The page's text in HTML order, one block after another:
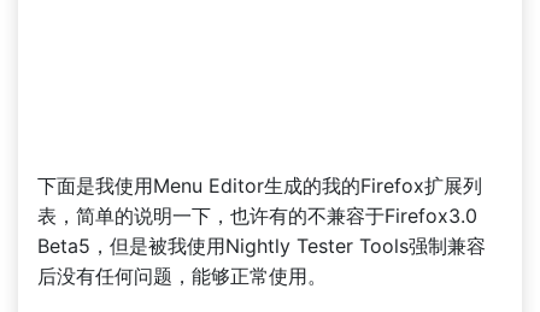
下面是我使用Menu Editor生成的我的Firefox扩展列
表，简单的说明一下，也许有的不兼容于Firefox3.0
Beta5，但是被我使用Nightly Tester Tools强制兼容
后没有任何问题，能够正常使用。